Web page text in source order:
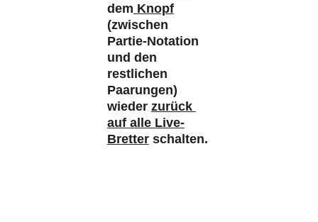
dem Knopf
(zwischen
Partie-Notation
und den
restlichen
Paarungen)
wieder zurück
auf alle Live-
Bretter schalten.